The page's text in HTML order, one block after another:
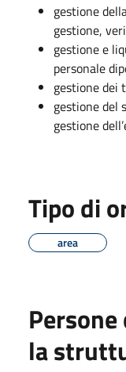
gestione
gestione,
gestione e
personale
gestione dei
gestione del
gestione
Tipo di
area
la